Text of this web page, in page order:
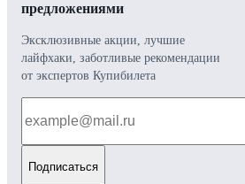
предложениями
Эксклюзивные акции, лучшие
лайфхаки, заботливые рекомендации
от экспертов Купибилета
Подписаться